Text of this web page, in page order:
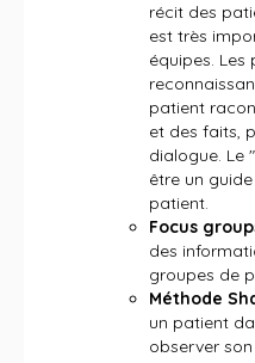
récit des
est très
équipes. Les
patient
et des faits,
dialogue. Le
être un
patient.
Focus
des
groupes de
Méthode
un patient
observer